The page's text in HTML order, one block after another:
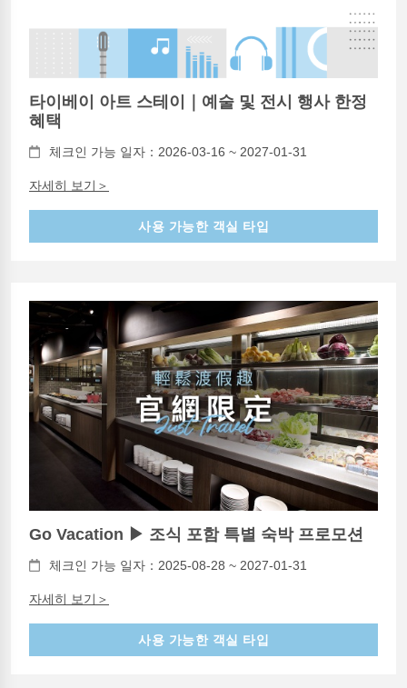
타이베이 아트 스테이｜예술 및 전시 행사 한정
혜택
체크인 가능 일자：2026-03-16 ~ 2027-01-31
자세히 보기＞
사용 가능한 객실 타입
Go Vacation ▶ 조식 포함 특별 숙박 프로모션
체크인 가능 일자：2025-08-28 ~ 2027-01-31
자세히 보기＞
사용 가능한 객실 타입